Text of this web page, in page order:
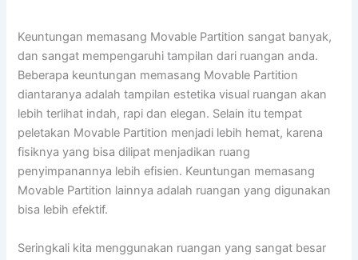
Keuntungan memasang Movable Partition sangat banyak,
dan sangat mempengaruhi tampilan dari ruangan anda.
Beberapa keuntungan memasang Movable Partition
diantaranya adalah tampilan estetika visual ruangan akan
lebih terlihat indah, rapi dan elegan. Selain itu tempat
peletakan Movable Partition menjadi lebih hemat, karena
fisiknya yang bisa dilipat menjadikan ruang
penyimpanannya lebih efisien. Keuntungan memasang
Movable Partition lainnya adalah ruangan yang digunakan
bisa lebih efektif.
Seringkali kita menggunakan ruangan yang sangat besar